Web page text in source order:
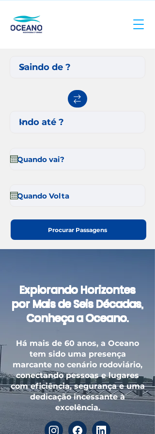
Procurar Passagens
Explorando Horizontes
por Mais de Seis Décadas,
Conheça a Oceano.
Há mais de 60 anos, a Oceano
tem sido uma presença
marcante no cenário rodoviário,
conectando pessoas e lugares
com eficiência, segurança e uma
dedicação incessante à
excelência.